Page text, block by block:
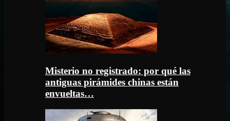
Misterio no registrado: por qué las
antiguas pirámides chinas están
envueltas…